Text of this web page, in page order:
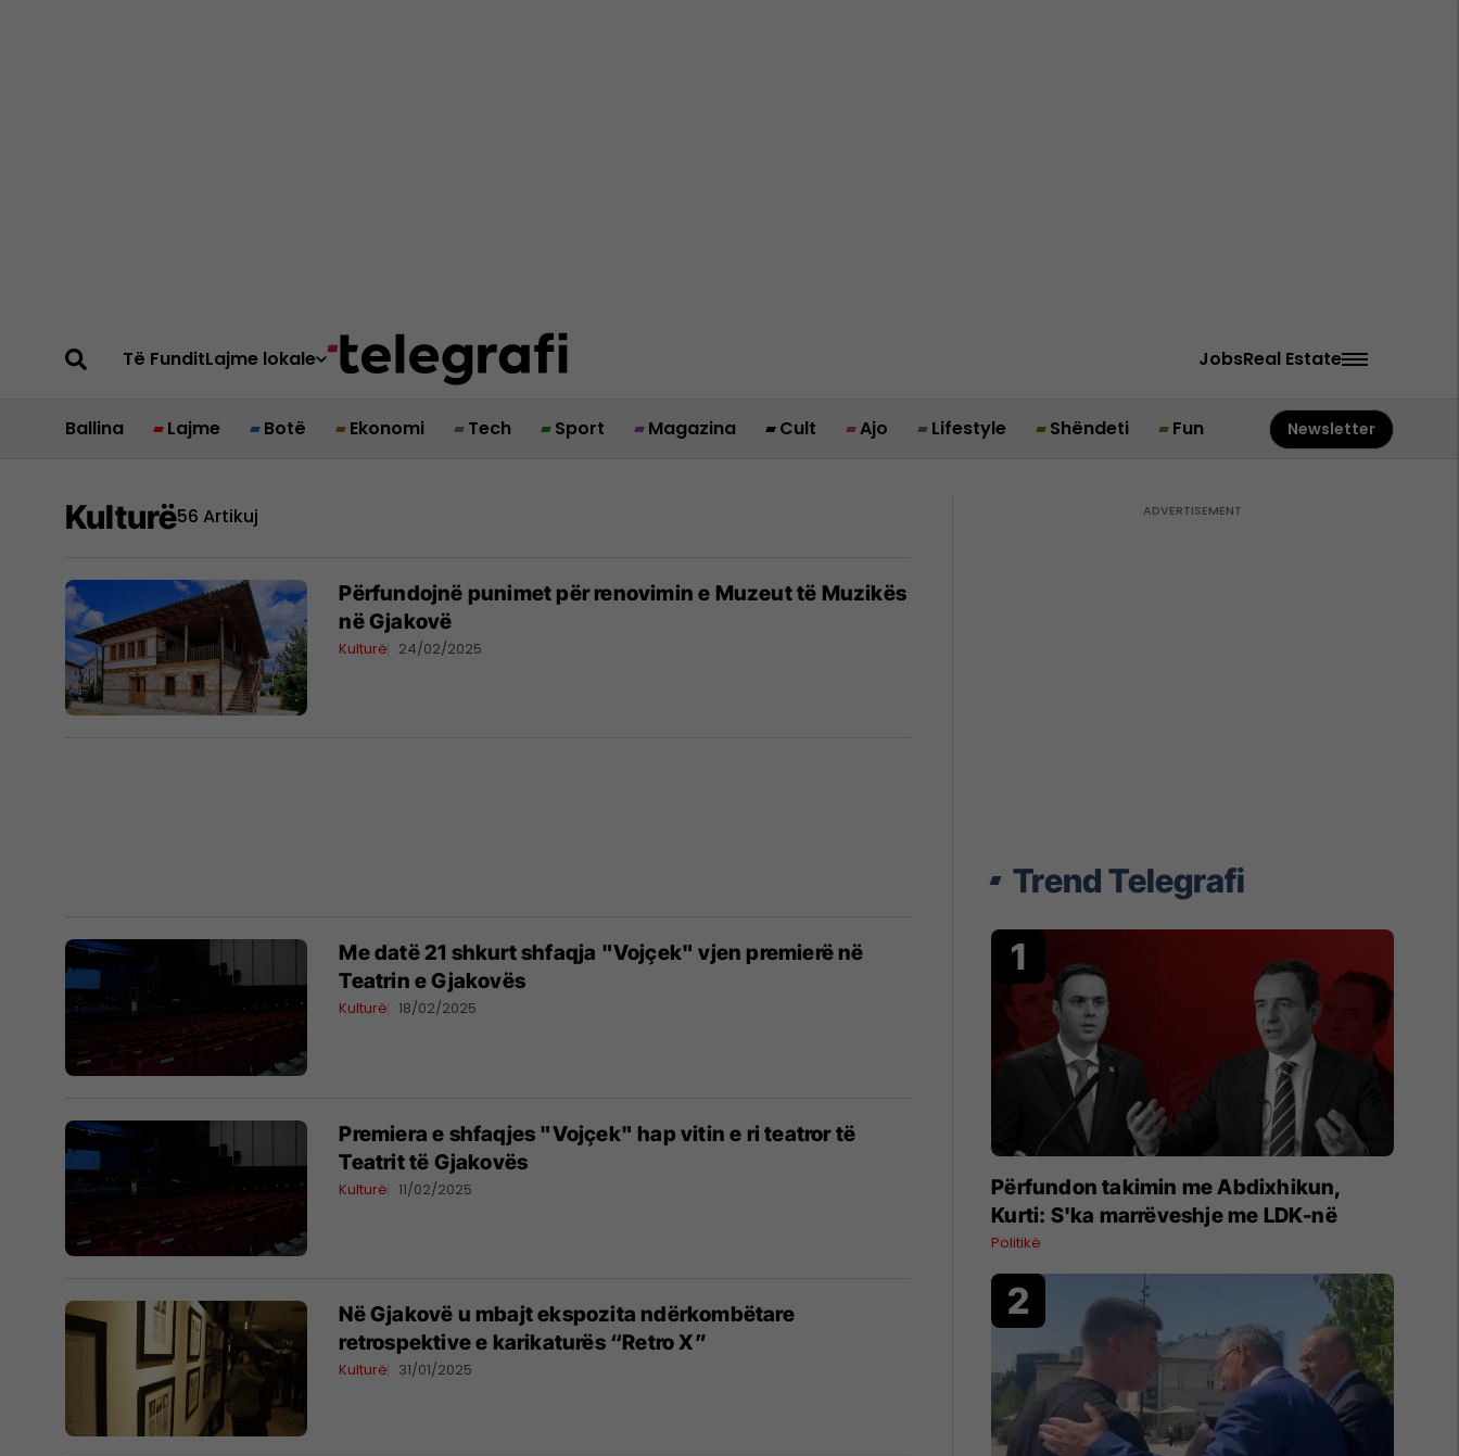
Të FunditLajme lokale JobsReal Estate
Ballina Lajme Botë Ekonomi Tech Sport Magazina Cult Ajo Lifestyle Shëndeti Fun Newsletter
Kulturë56 Artikuj
Përfundojnë punimet për renovimin e Muzeut të Muzikës
në Gjakovë
Kulturë 24/02/2025
Me datë 21 shkurt shfaqja "Vojçek" vjen premierë në
Teatrin e Gjakovës
Kulturë 18/02/2025
Premiera e shfaqjes "Vojçek" hap vitin e ri teatror të
Teatrit të Gjakovës
Kulturë 11/02/2025
Në Gjakovë u mbajt ekspozita ndërkombëtare
retrospektive e karikaturës “Retro X”
Kulturë 31/01/2025
Trend Telegrafi
Përfundon takimin me Abdixhikun,
Kurti: S'ka marrëveshje me LDK-në
Politikë